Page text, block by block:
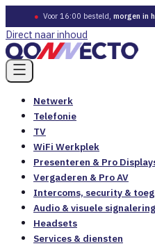
● Voor 16:00 besteld, morgen in
Direct naar inhoud
Netwerk
Telefonie
TV
WiFi Werkplek
Presenteren & Pro
Vergaderen & Pro AV
Intercoms, security &
Audio & visuele signalering
Headsets
Services & diensten